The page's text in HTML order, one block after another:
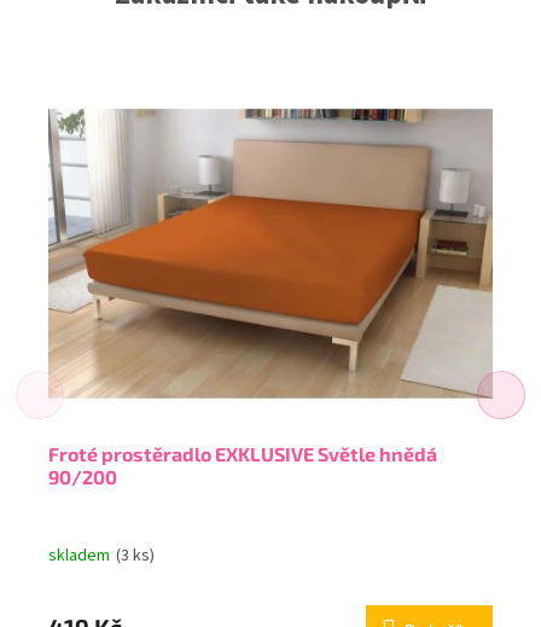
Froté prostěradlo EXKLUSIVE Světle hnědá
90/200
skladem (3 ks)